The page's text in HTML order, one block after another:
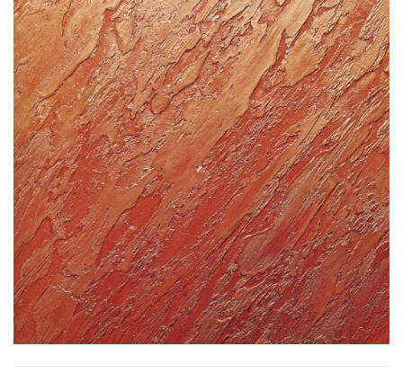
× ТОЗИ
САЙТ
ИЗПОЛЗВА